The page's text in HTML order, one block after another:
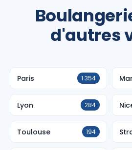
d'autres
Paris 1 354
Lyon 284
Toulouse 194